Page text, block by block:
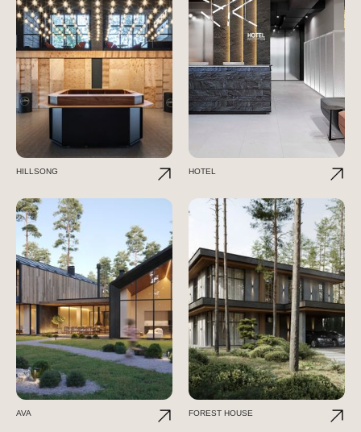
HILLSONG HOTEL
AVA FOREST HOUSE